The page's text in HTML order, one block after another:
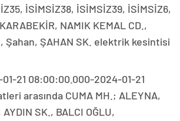
İSİMSİZ38, İSİMSİZ39, İSİMSİZ6,
NAMIK KEMAL CD.,
Şahan, ŞAHAN SK. elektrik kesintisi
21 08:00:00.000-2024-01-21
arasında CUMA MH.; ALEYNA,
SK., BALCI OĞLU,